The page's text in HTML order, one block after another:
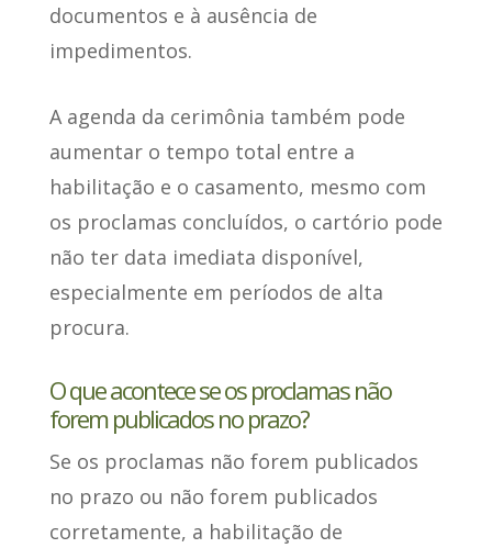
documentos e à ausência de
impedimentos.
A agenda da cerimônia também pode
aumentar o tempo total entre a
habilitação e o casamento, mesmo com
os proclamas concluídos, o cartório pode
não ter data imediata disponível,
especialmente em períodos de alta
procura.
O que acontece se os proclamas não
forem publicados no prazo?
Se os proclamas não forem publicados
no prazo ou não forem publicados
corretamente, a habilitação de